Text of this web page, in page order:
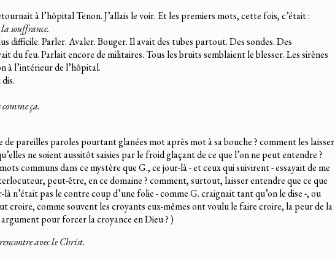
à l’hôpital Tenon. J’allais le voir. Et les premiers mots, cette fois, c’était :
souffrance.
difficile. Parler. Avaler. Bouger. Il avait des tubes partout. Des sondes. Des
du feu. Parlait encore de militaires. Tous les bruits semblaient le blesser. Les sirènes
à l’intérieur de l’hôpital.
ça.
pareilles paroles pourtant glanées mot après mot à sa bouche ? comment les laisser
ne soient aussitôt saisies par le froid glaçant de ce que l’on ne peut entendre ?
communs dans ce mystère que G., ce jour-là - et ceux qui suivirent - essayait de me
peut-être, en ce domaine ? comment, surtout, laisser entendre que ce que
n’était pas le contre coup d’une folie - comme G. craignait tant qu’on le dise -, ou
croire, comme souvent les croyants eux-mêmes ont voulu le faire croire, la peur de la
pour forcer la croyance en Dieu ? )
avec le Christ.